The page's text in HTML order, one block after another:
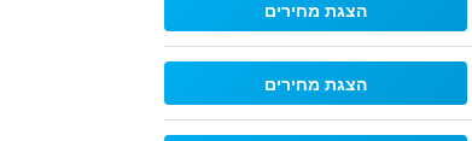
הצגת מחירים
הצגת מחירים